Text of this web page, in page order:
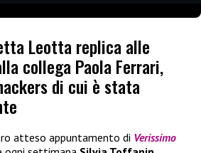
Leotta replica alle
collega Paola Ferrari,
di cui è stata
atteso appuntamento di Verissimo